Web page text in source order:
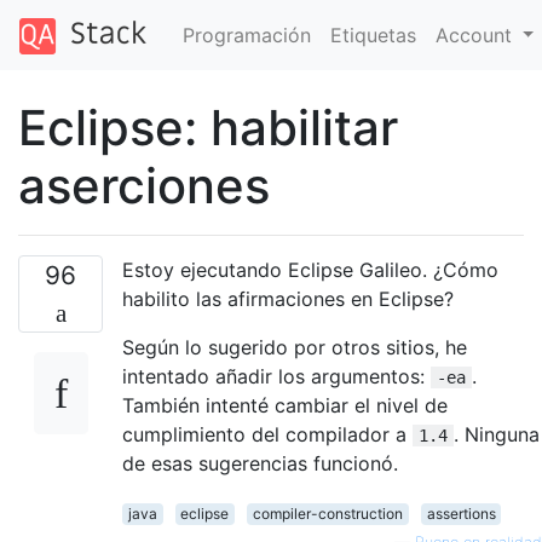
Programación Etiquetas Account
Eclipse: habilitar
aserciones
96
Estoy ejecutando Eclipse Galileo. ¿Cómo
habilito las afirmaciones en Eclipse?
Según lo sugerido por otros sitios, he
intentado añadir los argumentos:
-ea .
También intenté cambiar el nivel de
cumplimiento del compilador a
1.4 . Ninguna
de esas sugerencias funcionó.
java eclipse compiler-construction
assertions